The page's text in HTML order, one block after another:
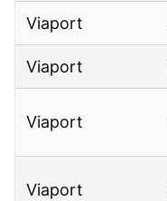
Viaport
Viaport
Viaport
Viaport